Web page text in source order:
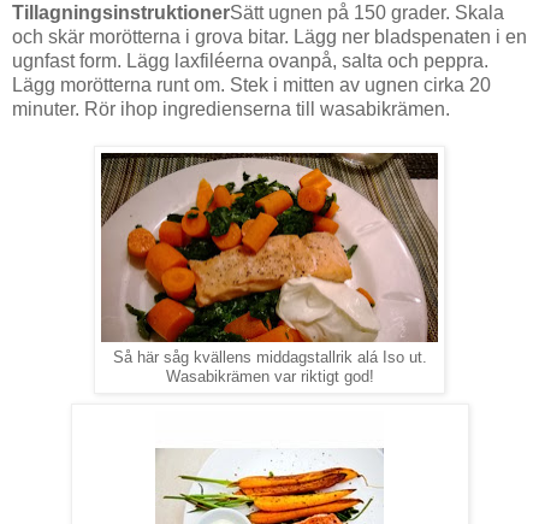
TillagningsinstruktionerSätt ugnen på 150 grader. Skala
och skär morötterna i grova bitar. Lägg ner bladspenaten i en
ugnfast form. Lägg laxfiléerna ovanpå, salta och peppra.
Lägg morötterna runt om. Stek i mitten av ugnen cirka 20
minuter. Rör ihop ingredienserna till wasabikrämen.
Så här såg kvällens middagstallrik alá Iso ut.
Wasabikrämen var riktigt god!